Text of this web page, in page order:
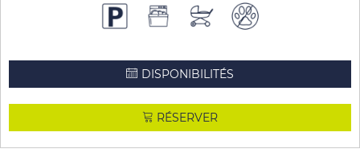
DISPONIBILITÉS
RÉSERVER